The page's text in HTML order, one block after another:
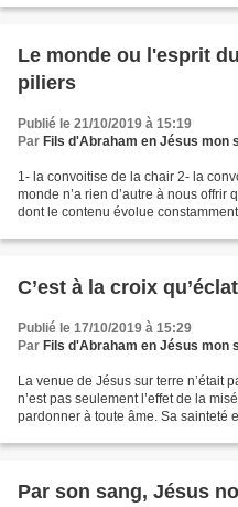
Le monde ou l'esprit
piliers
Publié le 21/10/2019 à 15:19
Par Fils d'Abraham en Jésus mon
1- la convoitise de la chair 2- la
monde n’a rien d’autre à nous
dont le contenu évolue
C’est à la croix
Publié le 17/10/2019 à 15:29
Par Fils d'Abraham en Jésus mon
La venue de Jésus sur terre n’était
n’est pas seulement l’effet de la
pardonner à toute âme. Sa sainteté
Par son sang, Jésus